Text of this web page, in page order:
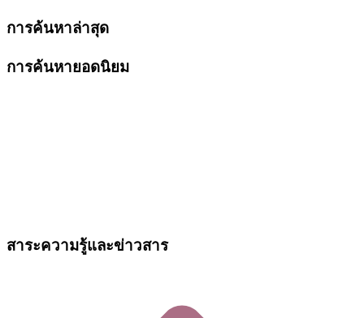
การค้นหาล่าสุด
การค้นหายอดนิยม
สาระความรู้และข่าวสาร